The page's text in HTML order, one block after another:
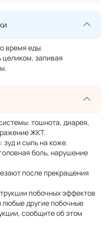
время еды.
целиком, запивая
тошнота, диарея,
ЖКТ.
и сыпь на коже.
боль, нарушение
после прекращения
побочных эффектов
любые другие побочные
сообщите об этом